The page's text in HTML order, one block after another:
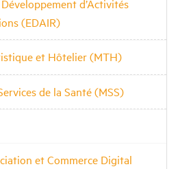
d’Activités
(EDAIR)
et Hôtelier (MTH)
de la Santé (MSS)
et Commerce Digital